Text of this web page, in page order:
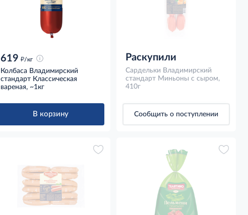
619 д/кг
Колбаса Владимирский
стандарт Классическая
вареная, ~1кг
В корзину
Раскупили
Сардельки Владимирский
стандарт Миньоны с сыром,
410г
Сообщить о поступлении